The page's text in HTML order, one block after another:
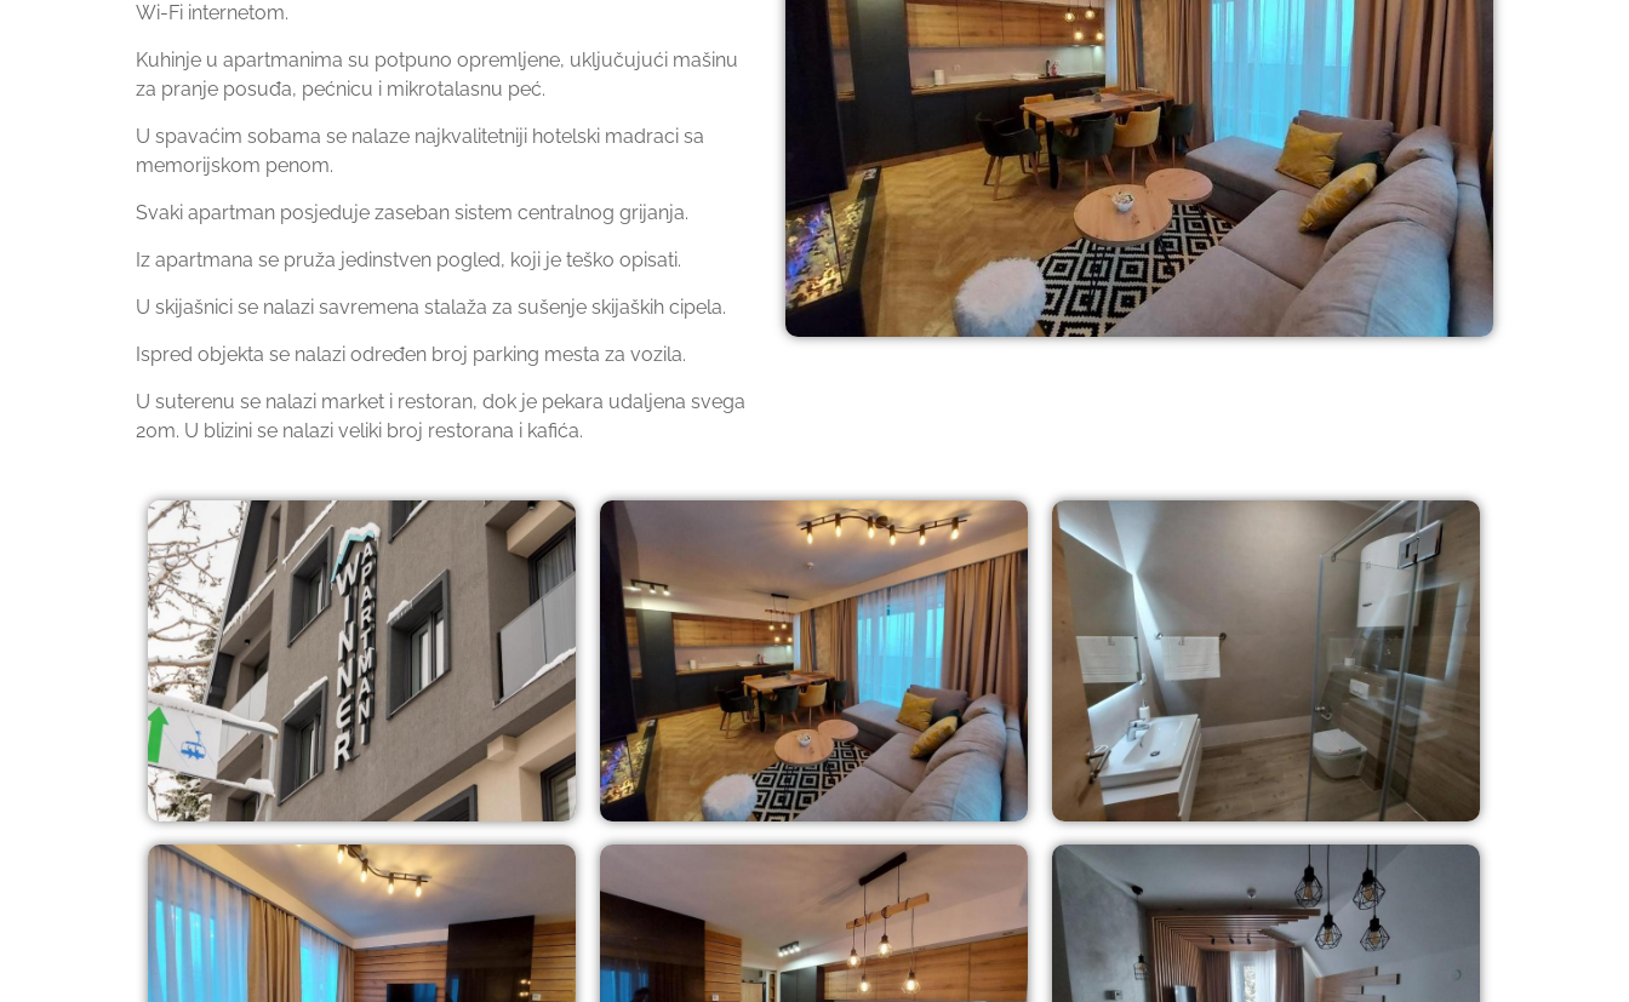
Wi-Fi internetom.
Kuhinje u apartmanima su potpuno opremljene, uključujući mašinu
za pranje posuđa, pećnicu i mikrotalasnu peć.
U spavaćim sobama se nalaze najkvalitetniji hotelski madraci sa
memorijskom penom.
Svaki apartman posjeduje zaseban sistem centralnog grijanja.
Iz apartmana se pruža jedinstven pogled, koji je teško opisati.
U skijašnici se nalazi savremena stalaža za sušenje skijaških cipela.
Ispred objekta se nalazi određen broj parking mesta za vozila.
U suterenu se nalazi market i restoran, dok je pekara udaljena svega
20m. U blizini se nalazi veliki broj restorana i kafića.